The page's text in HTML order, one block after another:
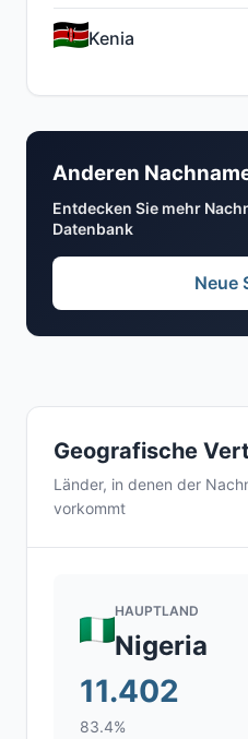
Geografische
Länder, in denen der
vorkommt
HAUPTLAND
Nigeria
11.402
83.4%
Kenia
Anderen
Entdecken Sie mehr
Datenbank
Neue